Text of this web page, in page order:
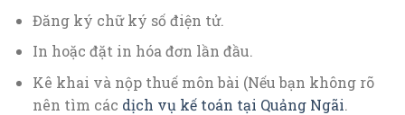
Đăng ký chữ ký số điện tử.
In hoặc đặt in hóa đơn lần đầu.
Kê khai và nộp thuế môn bài (Nếu bạn không rõ
nên tìm các dịch vụ kế toán tại Quảng Ngãi.